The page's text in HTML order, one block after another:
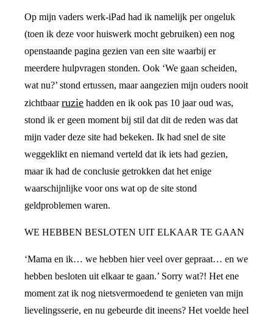
Op mijn vaders werk-iPad had ik namelijk per ongeluk
(toen ik deze voor huiswerk mocht gebruiken) een nog
openstaande pagina gezien van een site waarbij er
meerdere hulpvragen stonden. Ook ‘We gaan scheiden,
wat nu?’ stond ertussen, maar aangezien mijn ouders nooit
zichtbaarruzie hadden en ik ook pas 10 jaar oud was,
stond ik er geen moment bij stil dat dit de reden was dat
mijn vader deze site had bekeken. Ik had snel de site
weggeklikt en niemand verteld dat ik iets had gezien,
maar ik had de conclusie getrokken dat het enige
waarschijnlijke voor ons wat op de site stond
geldproblemen waren.
WE HEBBEN BESLOTEN UIT ELKAAR TE GAAN
‘Mama en ik… we hebben hier veel over gepraat… en we
hebben besloten uit elkaar te gaan.’ Sorry wat?! Het ene
moment zat ik nog nietsvermoedend te genieten van mijn
lievelingsserie, en nu gebeurde dit ineens? Het voelde heel